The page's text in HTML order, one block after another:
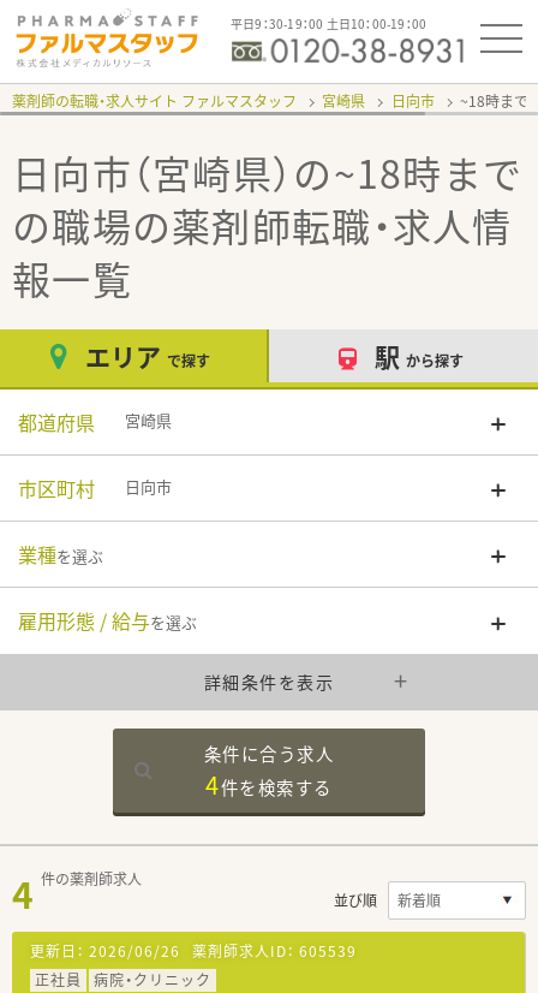
平日9：30-19：00 土日10：00-19：00
薬剤師の転職・求人サイト ファルマスタッフ 宮崎県 日向市 ~18時まで
日向市（宮崎県）の~18時まで
の職場の薬剤師転職・求人情
報一覧
エリア で探す 駅 から探す
都道府県 宮崎県
市区町村 日向市
業種を選ぶ
雇用形態 / 給与を選ぶ
詳細条件を表示
条件に合う求人
4件を検索する
4 件の薬剤師求人
並び順
更新日： 2026/06/26 薬剤師求人ID： 605539
正社員
病院・クリニック